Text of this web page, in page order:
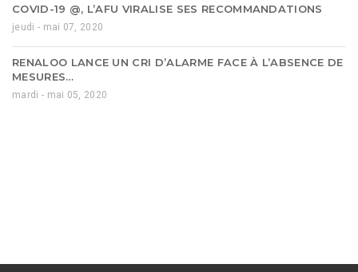
COVID-19 @, L’AFU VIRALISE SES RECOMMANDATIONS
jeudi - mai 07, 2020
RENALOO LANCE UN CRI D’ALARME FACE À L’ABSENCE DE
MESURES…
mardi - mai 05, 2020